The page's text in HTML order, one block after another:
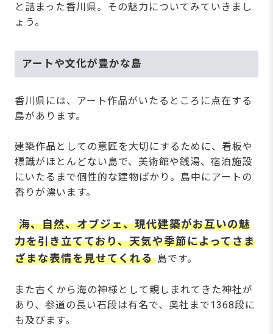
と詰まった香川県。その魅力についてみていきまし
ょう。
アートや文化が豊かな島
香川県には、アート作品がいたるところに点在する
島があります。
建築作品としての意匠を大切にするために、看板や
標識がほとんどない島で、美術館や銭湯、宿泊施設
にいたるまで個性的な建物ばかり。島中にアートの
香りが漂います。
海、自然、オブジェ、現代建築がお互いの魅
力を引き立てており、天気や季節によってさま
ざまな表情を見せてくれる 島です。
また古くから海の神様として親しまれてきた神社が
あり、参道の長い石段は有名で、奥社まで1368段に
も及びます。